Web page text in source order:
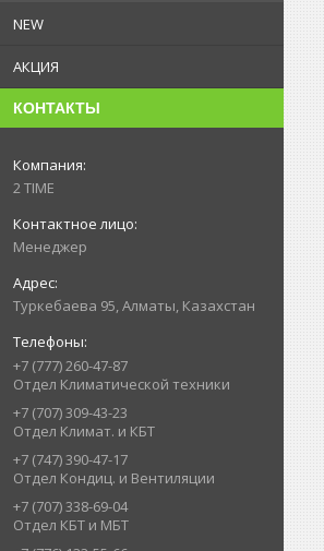
NEW
АКЦИЯ
КОНТАКТЫ
2 TIME
Менеджер
Туркебаева 95, Алматы, Казахстан
+7 (777) 260-47-87
Отдел Климатической техники
+7 (707) 309-43-23
Отдел Климат. и КБТ
+7 (747) 390-47-17
Отдел Кондиц. и Вентиляции
+7 (707) 338-69-04
Отдел КБТ и МБТ